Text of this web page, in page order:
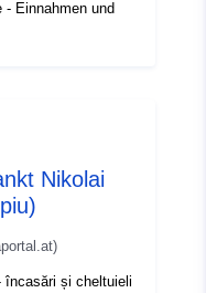
- Einnahmen und
Nikolai
încasări și cheltuieli